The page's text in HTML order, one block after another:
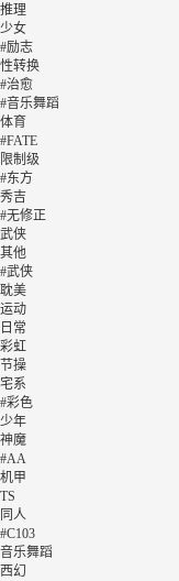
推理
少女
#励志
性转换
#治愈
#音乐舞蹈
体育
#FATE
限制级
#东方
秀吉
#无修正
武侠
其他
#武侠
耽美
运动
日常
彩虹
节操
宅系
#彩色
少年
神魔
#AA
机甲
TS
同人
#C103
音乐舞蹈
西幻